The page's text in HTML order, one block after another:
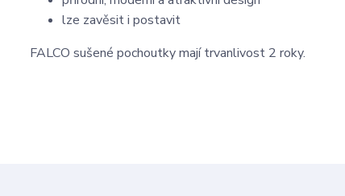
lze zavěsit i postavit
FALCO sušené pochoutky mají trvanlivost 2 roky.